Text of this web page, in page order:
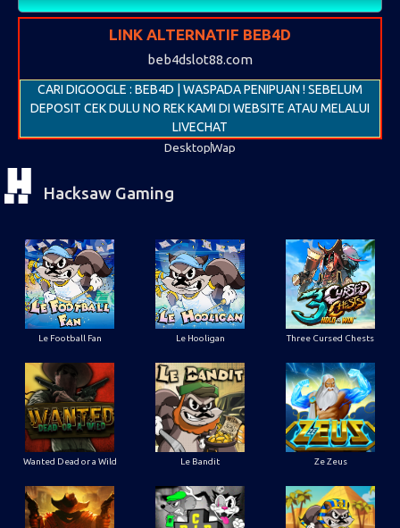
LINK ALTERNATIF BEB4D
beb4dslot88.com
CARI DIGOOGLE : BEB4D | WASPADA PENIPUAN ! SEBELUM
DEPOSIT CEK DULU NO REK KAMI DI WEBSITE ATAU MELALUI
LIVECHAT
DesktopWap
Hacksaw Gaming
Le Football Fan Le Hooligan Three Cursed Chests
Wanted Dead or a Wild Le Bandit Ze Zeus